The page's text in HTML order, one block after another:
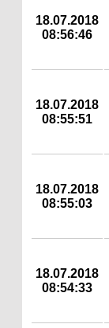
18.07.2018
08:56:46
18.07.2018
08:55:51
18.07.2018
08:55:03
18.07.2018
08:54:33